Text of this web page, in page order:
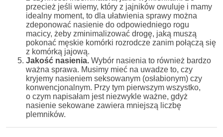
przecież jeśli wiemy, który z jajników owuluje i mamy
idealny moment, to dla ułatwienia sprawy można
zdeponować nasienie do odpowiedniego rogu
macicy, żeby zminimalizować drogę, jaką muszą
pokonać męskie komórki rozrodcze zanim połączą się
z komórką jajową.
Jakość nasienia. Wybór nasienia to również bardzo
ważna sprawa. Musimy mieć na uwadze to, czy
kryjemy nasieniem seksowanym (osłabionym) czy
konwencjonalnym. Przy tym pierwszym wszystko,
o czym napisałam jest niezwykle ważne, gdyż
nasienie sekowane zawiera mniejszą liczbę
plemników.